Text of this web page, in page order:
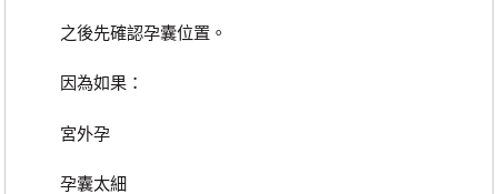
之後先確認孕囊位置。
因為如果：
宮外孕
孕囊太細